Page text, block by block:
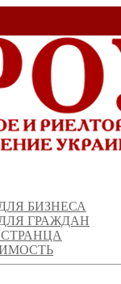
БИЗНЕСА
ГРАЖДАН